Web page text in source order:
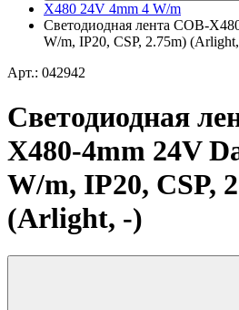
X480 24V 4mm 4 W/m
Светодиодная лента COB-
W/m, IP20, CSP, 2.75m)
Арт.: 042942
Светодиодная
X480-4mm 24V
W/m, IP20, CSP,
(Arlight, -)